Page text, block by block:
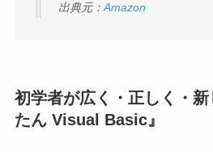
出典元：Amazon
初学者が広く・正しく・
たん Visual Basic』